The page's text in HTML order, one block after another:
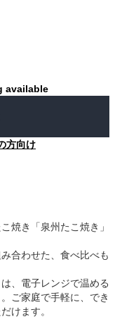
available
方向け
焼き「泉州たこ焼き」
合わせた、食べ比べも
、電子レンジで温める
ご家庭で手軽に、でき
けます。